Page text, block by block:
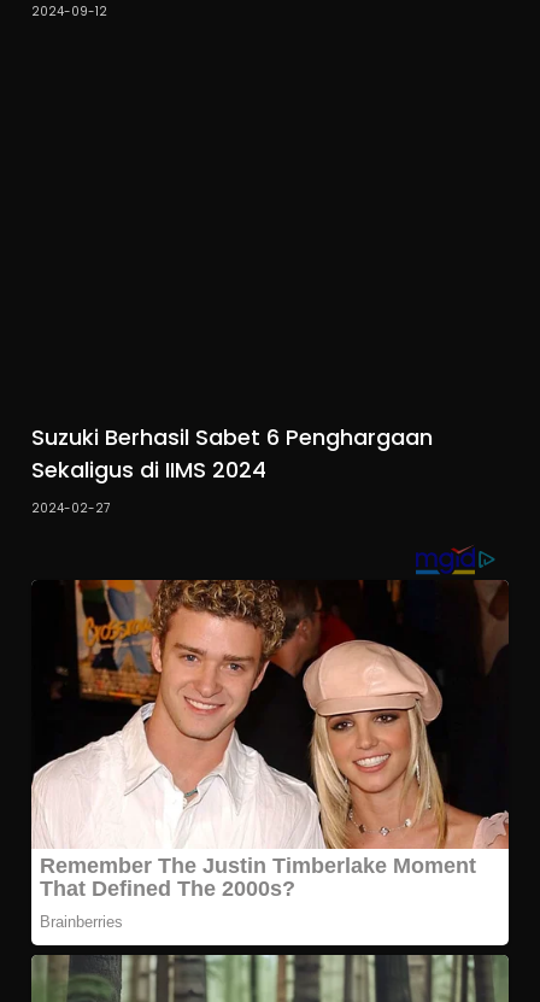
2024-09-12
Suzuki Berhasil Sabet 6 Penghargaan
Sekaligus di IIMS 2024
2024-02-27